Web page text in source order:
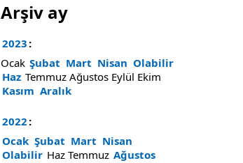
Arşiv ay
2023 :
Ocak Şubat Mart Nisan Olabilir
Haz Temmuz Ağustos Eylül Ekim
Kasım Aralık
2022 :
Ocak Şubat Mart Nisan
Olabilir Haz Temmuz Ağustos